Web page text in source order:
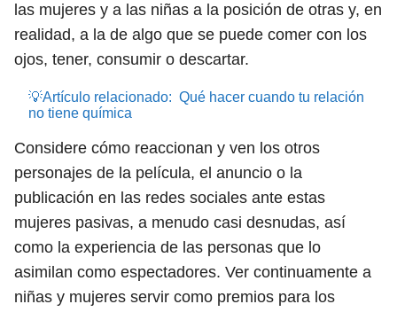
las mujeres y a las niñas a la posición de otras y, en
realidad, a la de algo que se puede comer con los
ojos, tener, consumir o descartar.
💡Artículo relacionado: Qué hacer cuando tu relación
no tiene química
Considere cómo reaccionan y ven los otros
personajes de la película, el anuncio o la
publicación en las redes sociales ante estas
mujeres pasivas, a menudo casi desnudas, así
como la experiencia de las personas que lo
asimilan como espectadores. Ver continuamente a
niñas y mujeres servir como premios para los